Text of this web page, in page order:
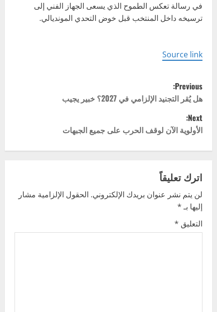
في رسالة تعكس الطموح الذي يسعى الجهاز الفني إلى
ترسيخه داخل المنتخب قبل خوض التحدي المونديالي.
Source link
P
o
s
a
v
i
Previous:
هل يُقر التجنيد الإلزامي في 2027؟ خبير يجيب
Next:
الأولوية الآن لوقف الحرب على جميع الجبهات
اترك تعليقاً
لن يتم نشر عنوان بريدك الإلكتروني. الحقول الإلزامية مشار
إليها بـ*
التعليق *